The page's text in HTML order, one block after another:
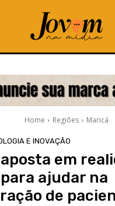
Home Regiões Maricá
E INOVAÇÃO
em
ajudar na
de